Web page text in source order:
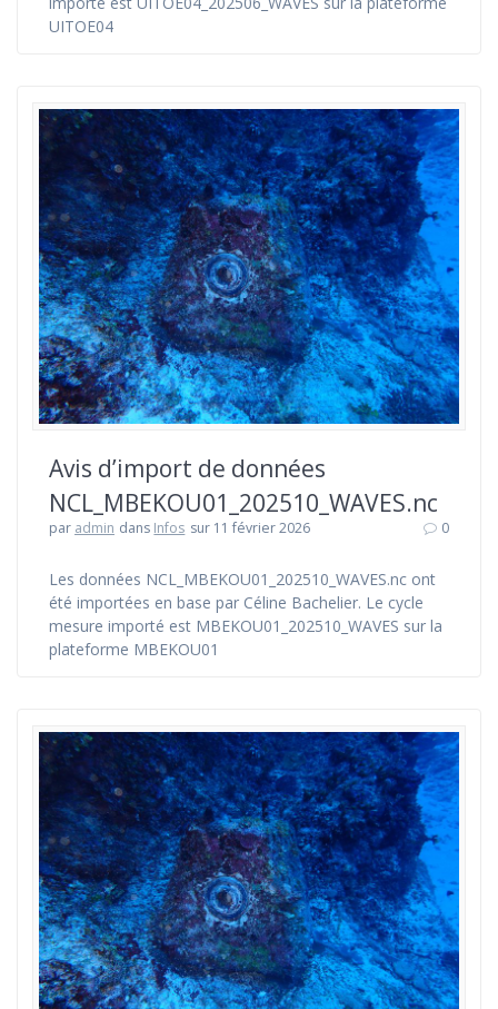
UITOE04
Avis d’import de données
NCL_MBEKOU01_202510_WAVES.nc
par admin dans Infos sur 11 février 2026 0
Les données NCL_MBEKOU01_202510_WAVES.nc ont
été importées en base par Céline Bachelier. Le cycle
mesure importé est MBEKOU01_202510_WAVES sur la
plateforme MBEKOU01